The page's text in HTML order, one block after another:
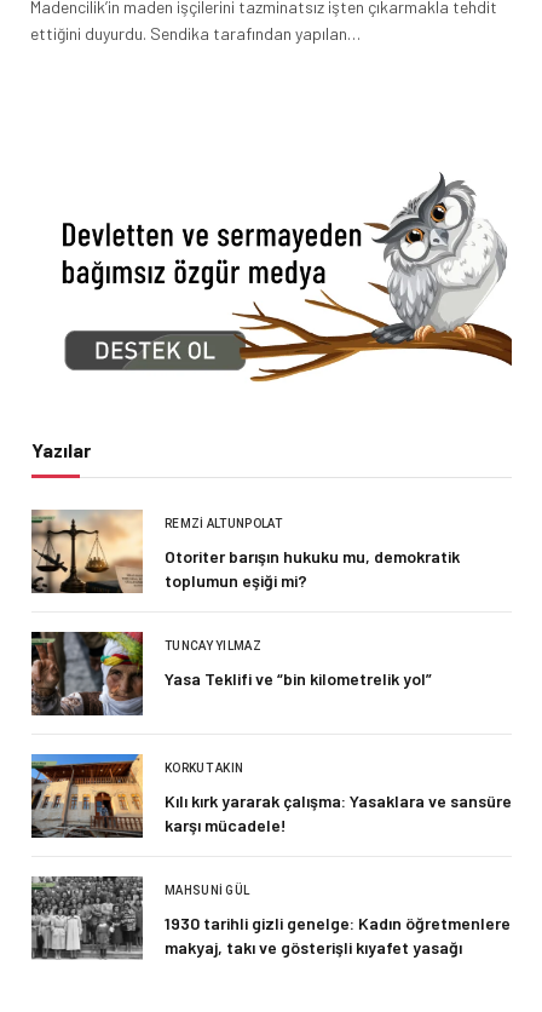
Madencilik’in maden işçilerini tazminatsız işten çıkarmakla tehdit
ettiğini duyurdu. Sendika tarafından yapılan…
Yazılar
REMZI ALTUNPOLAT
Otoriter barışın hukuku mu, demokratik
toplumun eşiği mi?
TUNCAY YILMAZ
Yasa Teklifi ve “bin kilometrelik yol”
KORKUT AKIN
Kılı kırk yararak çalışma: Yasaklara ve sansüre
karşı mücadele!
MAHSUNI GÜL
1930 tarihli gizli genelge: Kadın öğretmenlere
makyaj, takı ve gösterişli kıyafet yasağı